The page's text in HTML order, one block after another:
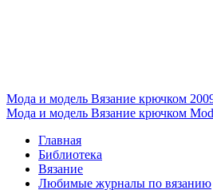
Мода и модель Вязание крючком
Мода и модель Вязание крючком
Главная
Библиотека
Вязание
Любимые журналы по вязанию